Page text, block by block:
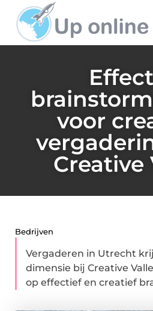
voor
Creative
Bedrijven
Vergaderen in Utrecht
dimensie bij Creative
op effectief en creatief